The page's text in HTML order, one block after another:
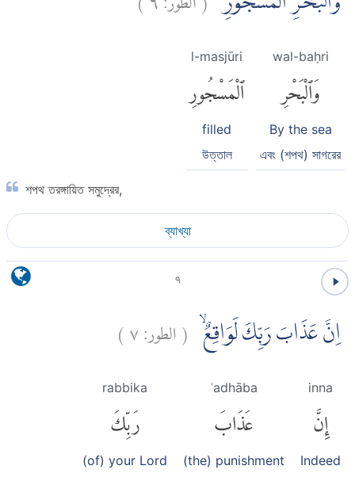
wal-baḥri
وَٱلْبَحْرِ
By the sea
এবং (শপথ) সাগরের
l-masjūri
ٱلْمَسْجُورِ
filled
উত্তাল
শপথ তরঙ্গায়িত সমুদ্রের,
ব্যাখ্যা
৭
اِنَّ عَذَابَ رَبِّكَ لَوَاقِعٌۙ (الطور:٧)
inna
إِنَّ
Indeed
ʿadhāba
عَذَابَ
(the) punishment
rabbika
رَبِّكَ
(of) your Lord